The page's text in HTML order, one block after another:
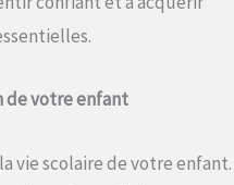
de votre enfant
vie scolaire de votre enfant.